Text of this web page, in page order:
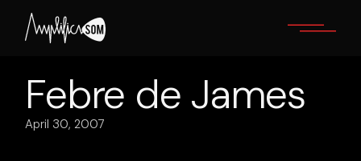
content
Febre de James
April 30, 2007